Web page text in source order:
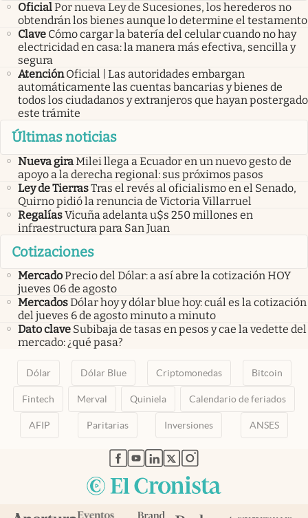
OficialPor nueva Ley de Sucesiones, los herederos no
obtendrán los bienes aunque lo determine el testamento
Clave Cómo cargar la batería del celular cuando no hay
electricidad en casa: la manera más efectiva, sencilla y
segura
Atención Oficial | Las autoridades embargan
automáticamente las cuentas bancarias y bienes de
todos los ciudadanos y extranjeros que hayan postergado
este trámite
Últimas noticias
Nueva giraMilei llega a Ecuador en un nuevo gesto de
apoyo a la derecha regional: sus próximos pasos
Ley de TierrasTras el revés al oficialismo en el Senado,
Quirno pidió la renuncia de Victoria Villarruel
RegalíasVicuña adelanta u$s 250 millones en
infraestructura para San Juan
Cotizaciones
MercadoPrecio del Dólar: a así abre la cotización HOY
jueves 06 de agosto
MercadosDólar hoy y dólar blue hoy: cuál es la cotización
del jueves 6 de agosto minuto a minuto
Dato clave Subibaja de tasas en pesos y cae la vedette del
mercado: ¿qué pasa?
Dólar Dólar Blue Criptomonedas Bitcoin
Fintech Merval Quiniela Calendario de feriados
AFIP Paritarias Inversiones ANSES
abre en nueva pestaña
abre en nueva pestaña
abre en nueva pestaña
abre en nueva pestaña
abre en nueva pestaña